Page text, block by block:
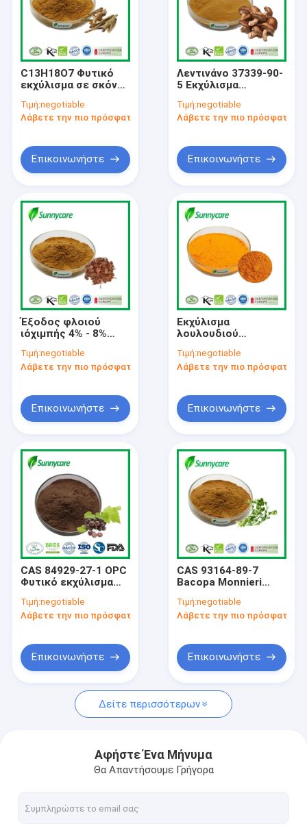
Προϊόντα
Σχετικά με εμάς
Γύρος εργοστασίων
Ποιοτικός έλεγχος
Ζητήστε ένα απόσπασμα
Φυτικό εκχύλισμα σε σκόνη
Καλλυντικές πρώτες ύλες
Συστατικά ζωικής διατροφής
C13H18O7 Φυτικό
εκχύλισμα σε σκόνη
Τιμή:negotiable
Λάβετε την πιο πρόσφατη τιμή
Επικοινωνήστε
Λεντινάνο 37339-90-
5 Εκχύλισμα
Lentinus Edodes
Εκχύλισμα
Τιμή:negotiable
Λάβετε την πιο πρόσφατη
Επικοινωνήστε
Έξοδος φλοιού
ιόχιμπής 4% - 8%
48-5 Pausinystalia
Ιόχιμπής L
Τιμή:negotiable
Λάβετε την πιο πρόσφατη τιμή
Επικοινωνήστε
Εκχύλισμα
λουλουδιού
80% Εστέρες HPLC
Βιταμίνη Λουτεΐνη
Τιμή:negotiable
Λάβετε την πιο πρόσφατη
Επικοινωνήστε
CAS 84929-27-1 OPC
Φυτικό εκχύλισμα
Proanthocyanidins
Εκχύλισμα σπόρων
Τιμή:negotiable
Λάβετε την πιο πρόσφατη τιμή
Επικοινωνήστε
CAS 93164-89-7
Bacopa Monnieri
Bacopasides HPLC
Bacopa Monnieri (L.)
Τιμή:negotiable
Λάβετε την πιο πρόσφατη
Επικοινωνήστε
Δείτε περισσότερων
Αφήστε Ένα Μήνυμα
Θα Απαντήσουμε Γρήγορα